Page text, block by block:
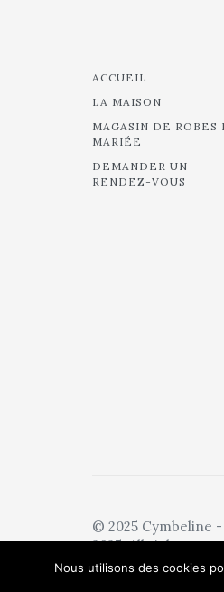
ACCUEIL
LA MAISON
MAGASIN DE ROBES
MARIÉE
DEMANDER UN
RENDEZ-VOUS
© 2025 Cymbeline
2025. All rights
Nous utilisons des cookies